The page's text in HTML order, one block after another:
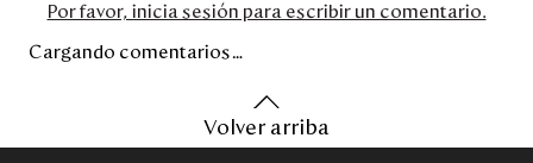
Por favor, inicia sesión para escribir un comentario.
Cargando comentarios…
Volver arriba